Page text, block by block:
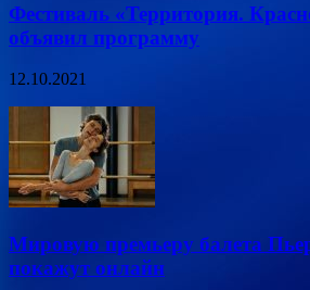
Фестиваль «Территория.
объявил программу
12.10.2021
Мировую премьеру балета
покажут онлайн